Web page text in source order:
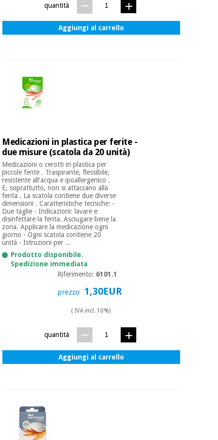
quantità
Aggiungi al carrello
Medicazioni in plastica per ferite -
due misure (scatola da 20 unità)
Medicazioni o cerotti in plastica per
piccole ferite . Traspirante, flessibile,
resistente all'acqua e ipoallergenico .
E, soprattutto, non si attaccano alla
ferita . La scatola contiene due diverse
dimensioni . Caratteristiche tecniche: -
Due taglie - Indicazioni: lavare e
disinfettare la ferita. Asciugare bene la
zona. Applicare la medicazione ogni
giorno - Ogni scatola contiene 20
unità - Istruzioni per ...
Prodotto disponibile.
Spedizione immediata
Riferimento: 6101.1
prezzo 1,30EUR
( IVA incl. 10%)
quantità
Aggiungi al carrello